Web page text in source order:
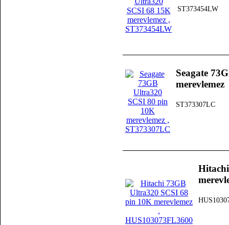
ST373454LW
Seagate
merevlemez
ST373307LC